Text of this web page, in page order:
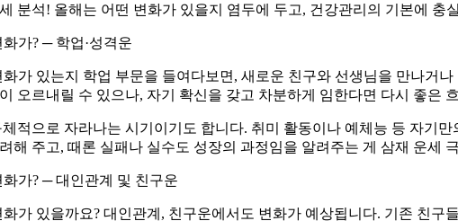
분석! 올해는 어떤 변화가 있을지 염두에 두고, 건강관리의 기본에 충
가? ─ 학업·성격운
가 있는지 학업 부문을 들여다보면, 새로운 친구와 선생님을 만나거
오르내릴 수 있으나, 자기 확신을 갖고 차분하게 임한다면 다시 좋은
적으로 자라나는 시기이기도 합니다. 취미 활동이나 예체능 등 자기
해 주고, 때론 실패나 실수도 성장의 과정임을 알려주는 게 삼재 운세
가? ─ 대인관계 및 친구운
가 있을까요? 대인관계, 친구운에서도 변화가 예상됩니다. 기존 친